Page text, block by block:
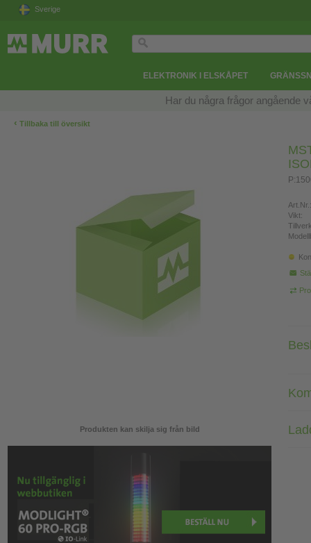
Sverige
ELEKTRONIK I ELSKÅPET
Har du några frågor angående
‹ Tillbaka till översikt
Produkten kan skilja sig från bild
Art.Nr.:
Vikt: